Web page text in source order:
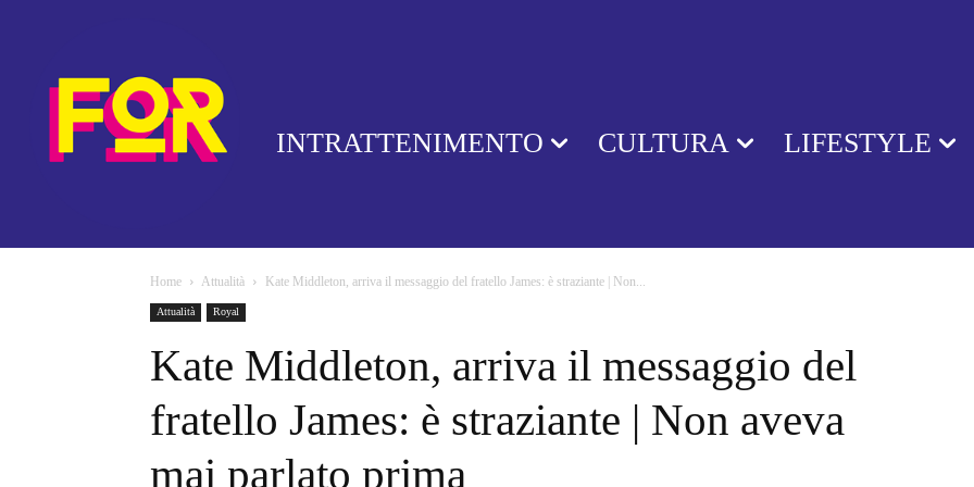
INTRATTENIMENTO CULTURA LIFESTYLE
Home Attualità Kate Middleton, arriva il messaggio del fratello James: è straziante | Non...
Attualità Royal
Kate Middleton, arriva il messaggio del
fratello James: è straziante | Non aveva
mai parlato prima